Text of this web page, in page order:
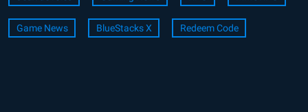
Game News BlueStacks X Redeem Code